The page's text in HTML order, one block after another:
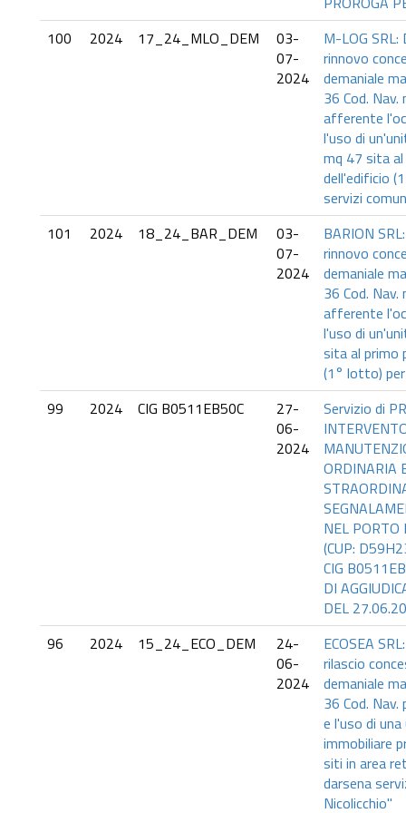
100
2024 17_24_MLO_DEM
03-
07-
2024
M-LOG SRL:
rinnovo
demaniale
36 Cod.
afferente
l'uso di
mq 47 sita
dell'edificio
servizi
101
2024 18_24_BAR_DEM
03-
07-
2024
BARION
rinnovo
demaniale
36 Cod.
afferente
l'uso di
sita al primo
(1° lotto)
99
2024 CIG B0511EB50C
27-
06-
2024
Servizio di
ORDINARIA
NEL PORTO
(CUP:
CIG
DI
DEL
96
2024 15_24_ECO_DEM
24-
06-
2024
ECOSEA
rilascio
demaniale
36 Cod.
e l'uso di
immobiliare
siti in area
darsena
Nicolicchio"